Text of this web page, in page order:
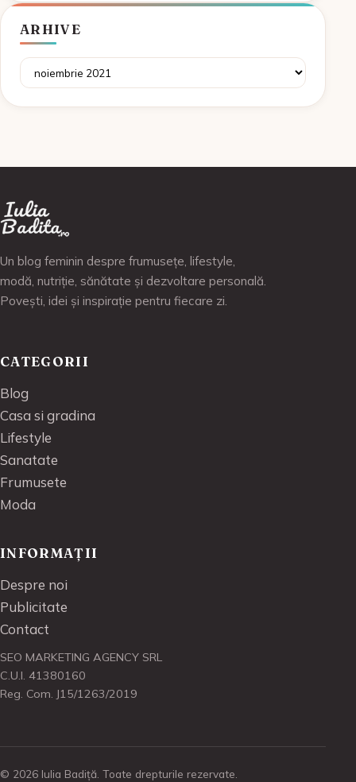
ARHIVE
Arhive
Un blog feminin despre frumusețe, lifestyle,
modă, nutriție, sănătate și dezvoltare personală.
Povești, idei și inspirație pentru fiecare zi.
CATEGORII
Blog
Casa si gradina
Lifestyle
Sanatate
Frumusete
Moda
INFORMAȚII
Despre noi
Publicitate
Contact
SEO MARKETING AGENCY SRL
C.U.I. 41380160
Reg. Com. J15/1263/2019
© 2026 Iulia Badiță. Toate drepturile rezervate.